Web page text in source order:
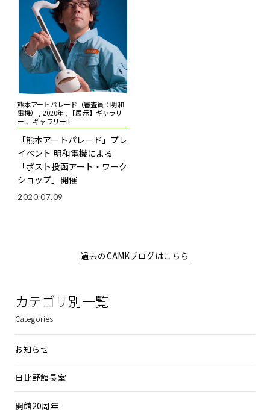
熊本アートパレード（審査員：明和
電機） , 2020年 , 【展示】ギャラリ
ーI、ギャラリーII
「熊本アートパレード」プレ
イベント 明和電機による
「ポスト投函アート・ワーク
ショップ」開催
2020.07.09
過去のCAMKブログはこちら
カテゴリ別一覧
Categories
お知らせ
日比野館長室
開館20周年